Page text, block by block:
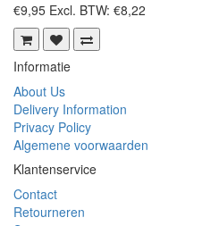
€9,95 Excl. BTW: €8,22
Informatie
About Us
Delivery Information
Privacy Policy
Algemene voorwaarden
Klantenservice
Contact
Retourneren